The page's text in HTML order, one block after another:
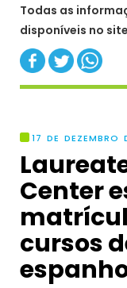
Todas as
disponíveis no site
17 DE DEZEMBRO
Center
cursos